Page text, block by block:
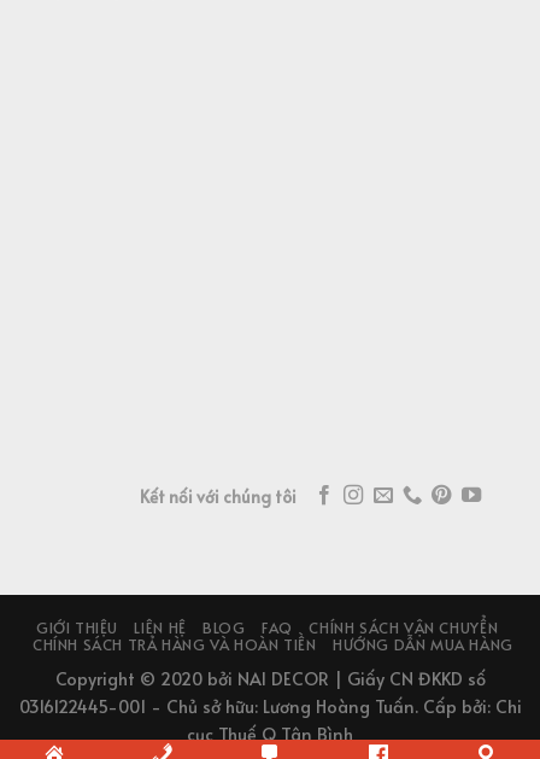
Kết nối với chúng tôi
GIỚI THIỆU LIÊN HỆ BLOG FAQ
CHÍNH SÁCH VẬN CHUYỂN
CHÍNH SÁCH TRẢ HÀNG VÀ HOÀN TIỀN
HƯỚNG DẪN MUA HÀNG
Copyright © 2020 bởi NAI DECOR | Giấy CN ĐKKD số
0316122445-001 - Chủ sở hữu: Lương Hoàng Tuấn. Cấp bởi: Chi
cục Thuế Q Tân Bình